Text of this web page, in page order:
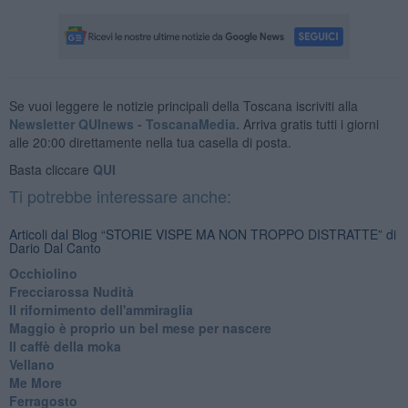
Se vuoi leggere le notizie principali della Toscana iscriviti alla
Newsletter QUInews - ToscanaMedia. Arriva gratis tutti i giorni
alle 20:00 direttamente nella tua casella di posta.
Basta cliccare QUI
Ti potrebbe interessare anche:
Articoli dal Blog “STORIE VISPE MA NON TROPPO DISTRATTE” di
Dario Dal Canto
Occhiolino
Frecciarossa Nudità
Il rifornimento dell'ammiraglia
​Maggio è proprio un bel mese per nascere
Il caffè della moka
​Vellano
​Me More
​Ferragosto